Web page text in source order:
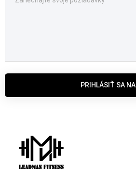
PRIHLÁSIŤ SA NA